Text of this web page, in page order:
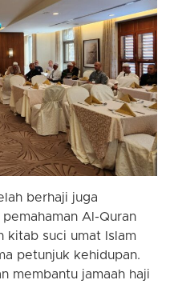
berhaji juga
Al-Quran
kitab suci umat Islam
petunjuk kehidupan.
membantu jamaah haji